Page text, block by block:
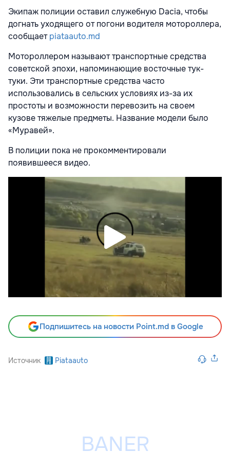
Экипаж полиции оставил служебную Dacia, чтобы
догнать уходящего от погони водителя мотороллера,
сообщаетpiataauto.md
Мотороллером называют транспортные средства
советской эпохи, напоминающие восточные тук-
туки. Эти транспортные средства часто
использовались в сельских условиях из-за их
простоты и возможности перевозить на своем
кузове тяжелые предметы. Название модели было
«Муравей».
В полиции пока не прокомментировали
появившееся видео.
Подпишитесь на новости Point.md в Google
Источник Piataauto